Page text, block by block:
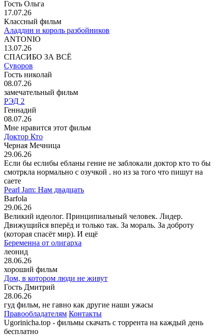
Гость Ольга
17.07.26
Классный фильм
Аладдин и король разбойников
ANTONIO
13.07.26
СПАСИБО ЗА ВСЁ
Суворов
Гость николай
08.07.26
замечательный фильм
РЭД 2
Геннадий
08.07.26
Мне нравится этот фильм
Доктор Кто
Черная Мечница
29.06.26
Если бы еслибы ебланы гение не заблокали доктор кто то бы
смотркла нормально с озучкой . но из за того что пишут на
саете
Pearl Jam: Нам двадцать
Barfola
29.06.26
Великий идеолог. Принципиальный человек. Лидер.
Движущийся вперёд и только так. За мораль. За доброту
(которая спасёт мир). И ещё
Беременна от олигарха
леонид
28.06.26
хороший фильм
Дом, в котором люди не живут
Гость Дмитрий
28.06.26
гуд фильм, не гавно как другие наши ужасы
Правообладателям Контакты
Ugorinicha.top - фильмы скачать с торрента на каждый день
бесплатно